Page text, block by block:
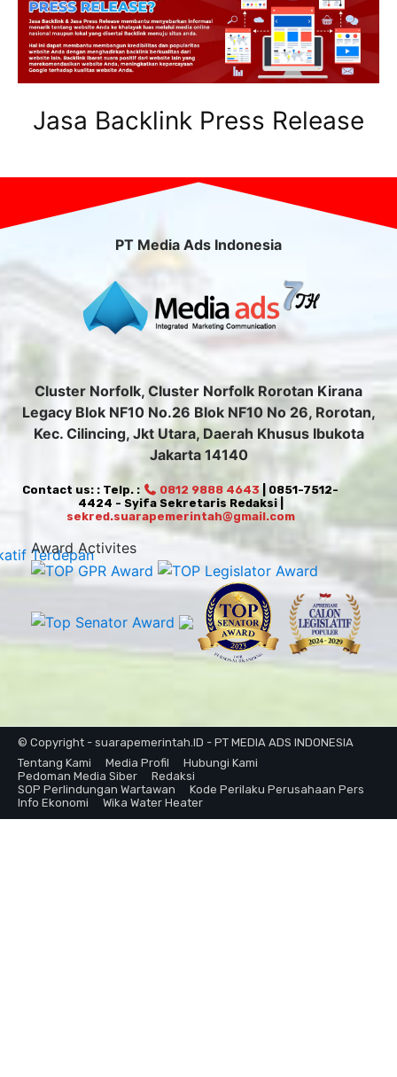
Jasa Backlink Press Release
PT Media Ads Indonesia
Cluster Norfolk, Cluster Norfolk Rorotan Kirana
Legacy Blok NF10 No.26 Blok NF10 No 26, Rorotan,
Kec. Cilincing, Jkt Utara, Daerah Khusus Ibukota
Jakarta 14140
Contact us: : Telp. : 0812 9888 4643 | 0851-7512-
4424 - Syifa Sekretaris Redaksi |
sekred.suarapemerintah@gmail.com
Award Activites
© Copyright - suarapemerintah.ID - PT MEDIA ADS INDONESIA
Tentang Kami
Media Profil
Hubungi Kami
Pedoman Media Siber
Redaksi
SOP Perlindungan Wartawan
Kode Perilaku Perusahaan Pers
Info Ekonomi
Wika Water Heater